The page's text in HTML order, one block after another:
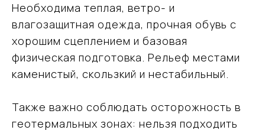
Необходима теплая, ветро- и
влагозащитная одежда, прочная обувь с
хорошим сцеплением и базовая
физическая подготовка. Рельеф местами
каменистый, скользкий и нестабильный.
Также важно соблюдать осторожность в
геотермальных зонах: нельзя подходить
+7 (915) 317-91-32
vmtravel77@mail.ru
Ваш надёжный партнёр
в мире открытий
и приключений